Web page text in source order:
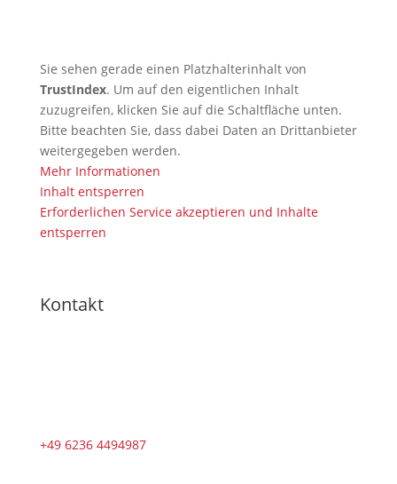
Sie sehen gerade einen Platzhalterinhalt von
TrustIndex. Um auf den eigentlichen Inhalt
zuzugreifen, klicken Sie auf die Schaltfläche unten.
Bitte beachten Sie, dass dabei Daten an Drittanbieter
weitergegeben werden.
Mehr Informationen
Inhalt entsperren
Erforderlichen Service akzeptieren und Inhalte
entsperren
Kontakt
+49 6236 4494987